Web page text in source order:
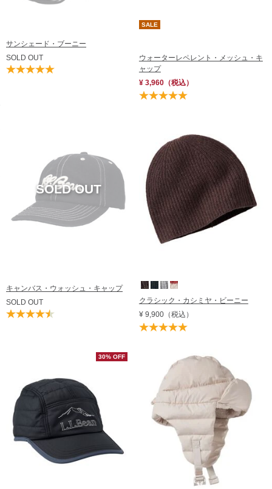
サンシェード・ブーニー
SOLD OUT
SALE
ウォーターレペレント・メッシュ・キ
ャップ
¥ 3,960（税込）
キャンバス・ウォッシュ・キャップ
SOLD OUT
クラシック・カシミヤ・ビーニー
¥ 9,900（税込）
30% OFF